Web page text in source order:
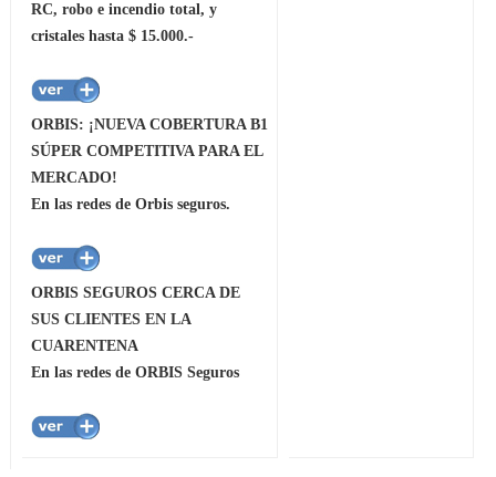
RC, robo e incendio total, y
cristales hasta $ 15.000.-
ORBIS: ¡NUEVA COBERTURA B1
SÚPER COMPETITIVA PARA EL
MERCADO!
En las redes de Orbis seguros.
ORBIS SEGUROS CERCA DE
SUS CLIENTES EN LA
CUARENTENA
En las redes de ORBIS Seguros